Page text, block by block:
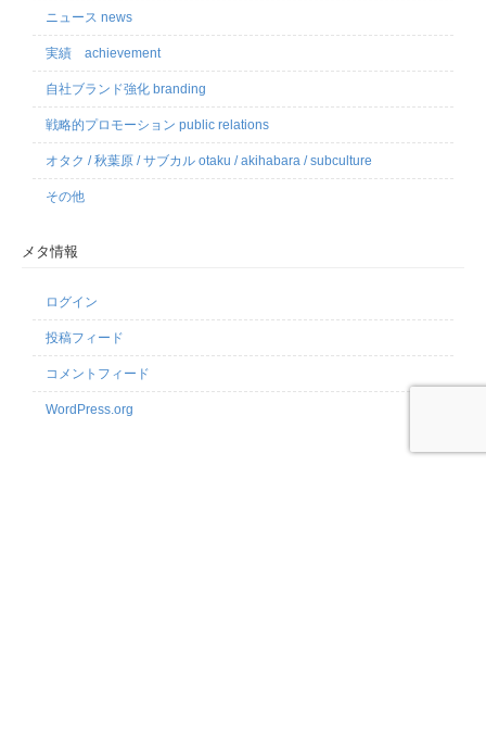
ニュース news
実績 achievement
自社ブランド強化 branding
戦略的プロモーション public relations
オタク / 秋葉原 / サブカル otaku / akihabara / subculture
その他
メタ情報
ログイン
投稿フィード
コメントフィード
WordPress.org